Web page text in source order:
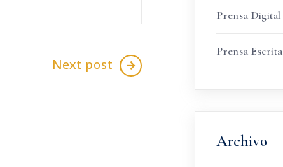
Next post
Prensa Digital
Prensa Escrita
Archivo